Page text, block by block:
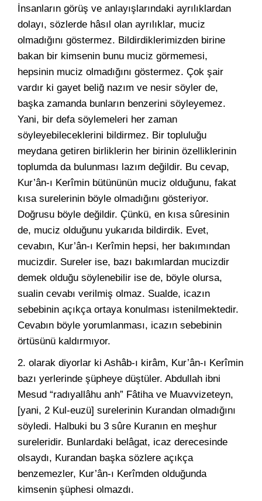
İnsanların görüş ve anlayışlarındaki ayrılıklardan
dolayı, sözlerde hâsıl olan ayrılıklar, muciz
olmadığını göstermez. Bildirdiklerimizden birine
bakan bir kimsenin bunu muciz görmemesi,
hepsinin muciz olmadığını göstermez. Çok şair
vardır ki gayet beliğ nazım ve nesir söyler de,
başka zamanda bunların benzerini söyleyemez.
Yani, bir defa söylemeleri her zaman
söyleyebileceklerini bildirmez. Bir topluluğu
meydana getiren birliklerin her birinin özelliklerinin
toplumda da bulunması lazım değildir. Bu cevap,
Kur’ân-ı Kerîmin bütününün muciz olduğunu, fakat
kısa surelerinin böyle olmadığını gösteriyor.
Doğrusu böyle değildir. Çünkü, en kısa sûresinin
de, muciz olduğunu yukarıda bildirdik. Evet,
cevabın, Kur’ân-ı Kerîmin hepsi, her bakımından
mucizdir. Sureler ise, bazı bakımlardan mucizdir
demek olduğu söylenebilir ise de, böyle olursa,
sualin cevabı verilmiş olmaz. Sualde, icazın
sebebinin açıkça ortaya konulması istenilmektedir.
Cevabın böyle yorumlanması, icazın sebebinin
örtüsünü kaldırmıyor.
2. olarak diyorlar ki Ashâb-ı kirâm, Kur’ân-ı Kerîmin
bazı yerlerinde şüpheye düştüler. Abdullah ibni
Mesud “radıyallâhu anh” Fâtiha ve Muavvizeteyn,
[yani, 2 Kul-euzü] surelerinin Kurandan olmadığını
söyledi. Halbuki bu 3 sûre Kuranın en meşhur
sureleridir. Bunlardaki belâgat, icaz derecesinde
olsaydı, Kurandan başka sözlere açıkça
benzemezler, Kur’ân-ı Kerîmden olduğunda
kimsenin şüphesi olmazdı.